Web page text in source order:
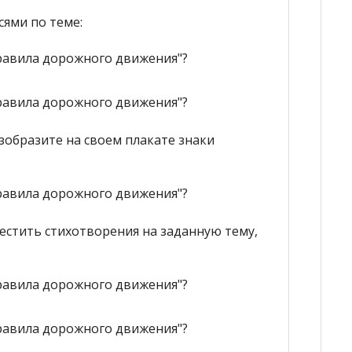
по теме:
на своем плакате знаки
стихотворения на заданную тему,